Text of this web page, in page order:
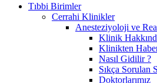
Tıbbi Birimler
Cerrahi Klinikler
Anesteziyoloji ve
Klinik
Klinikten
Nasıl Gidilir ?
Sıkça Sorulan
Doktorlarımız